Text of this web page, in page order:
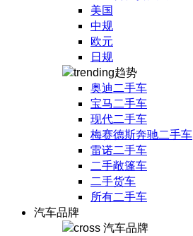
美国
中规
欧元
日规
趋势
奥迪二手车
宝马二手车
现代二手车
梅赛德斯奔驰二手车
雷诺二手车
二手敞篷车
二手货车
所有二手车
汽车品牌
汽车品牌